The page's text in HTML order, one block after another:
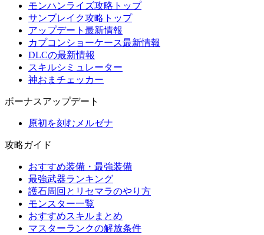
モンハンライズ攻略トップ
サンブレイク攻略トップ
アップデート最新情報
カプコンショーケース最新情報
DLCの最新情報
スキルシミュレーター
神おまチェッカー
ボーナスアップデート
原初を刻むメルゼナ
攻略ガイド
おすすめ装備・最強装備
最強武器ランキング
護石周回とリセマラのやり方
モンスター一覧
おすすめスキルまとめ
マスターランクの解放条件